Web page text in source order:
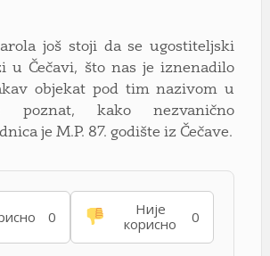
još stoji da se ugostiteljski
u Čečavi, što nas je iznenadilo
objekat pod tim nazivom u
poznat, kako nezvanično
je M.P. 87. godište iz Čečave.
0
Није
корисно
0